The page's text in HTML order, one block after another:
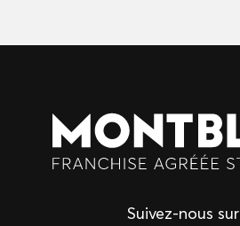
Suivez-nous sur